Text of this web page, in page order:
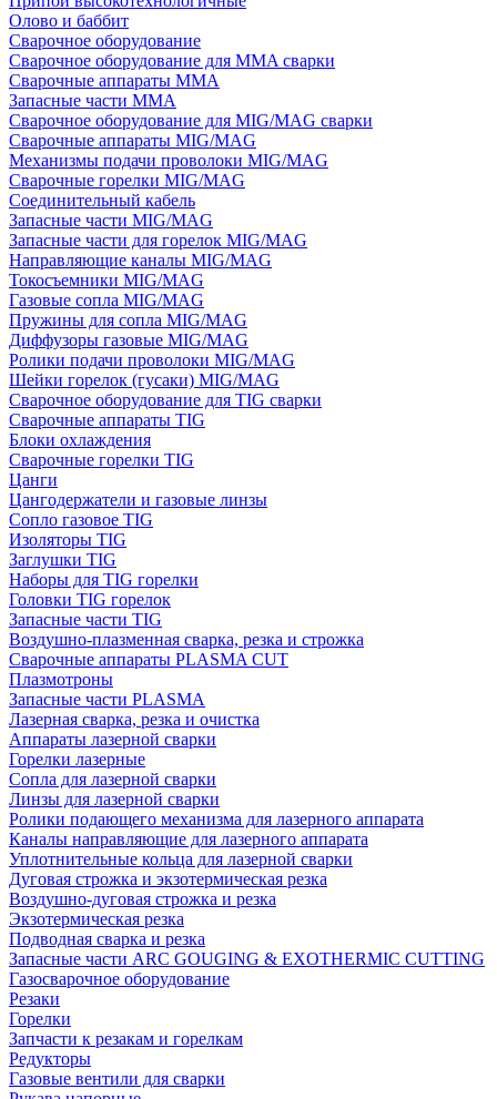
Олово и баббит
Сварочное оборудование
Сварочное оборудование для MMA сварки
Сварочные аппараты MMA
Запасные части MMA
Сварочное оборудование для MIG/MAG сварки
Сварочные аппараты MIG/MAG
Механизмы подачи проволоки MIG/MAG
Сварочные горелки MIG/MAG
Соединительный кабель
Запасные части MIG/MAG
Запасные части для горелок MIG/MAG
Направляющие каналы MIG/MAG
Токосъемники MIG/MAG
Газовые сопла MIG/MAG
Пружины для сопла MIG/MAG
Диффузоры газовые MIG/MAG
Ролики подачи проволоки MIG/MAG
Шейки горелок (гусаки) MIG/MAG
Сварочное оборудование для TIG сварки
Сварочные аппараты TIG
Блоки охлаждения
Сварочные горелки TIG
Цанги
Цангодержатели и газовые линзы
Сопло газовое TIG
Изоляторы TIG
Заглушки TIG
Наборы для TIG горелки
Головки TIG горелок
Запасные части TIG
Воздушно-плазменная сварка, резка и строжка
Сварочные аппараты PLASMA CUT
Плазмотроны
Запасные части PLASMA
Лазерная сварка, резка и очистка
Аппараты лазерной сварки
Горелки лазерные
Сопла для лазерной сварки
Линзы для лазерной сварки
Ролики подающего механизма для лазерного аппарата
Каналы направляющие для лазерного аппарата
Уплотнительные кольца для лазерной сварки
Дуговая строжка и экзотермическая резка
Воздушно-дуговая строжка и резка
Экзотермическая резка
Подводная сварка и резка
Запасные части ARC GOUGING & EXOTHERMIC CUTTING
Газосварочное оборудование
Резаки
Горелки
Запчасти к резакам и горелкам
Редукторы
Газовые вентили для сварки